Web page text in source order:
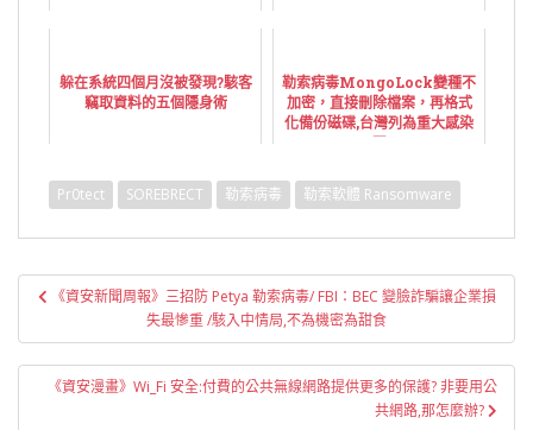
躲在系統四個月沒被發現?駭客
竊取資料的五個隱身術
勒索病毒MongoLock變種不
加密，直接刪除檔案，再格式
化備份磁碟,台灣列為重大感染
區
Pr0tect SOREBRECT 勒索病毒 勒索軟體 Ransomware
文
導
《資安新聞周報》三招防 Petya 勒索病毒/ FBI：BEC 變臉詐騙讓企業損
失最慘重 /駭入中情局,不為機密為甜食
《資安漫畫》Wi_Fi 安全:付費的公共無線網路提供更多的保護? 非要用公
共網路,那怎麼辦?